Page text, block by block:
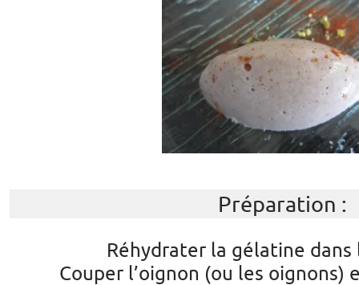
Préparation :
Réhydrater la gélatine dans
Couper l’oignon (ou les oignons)